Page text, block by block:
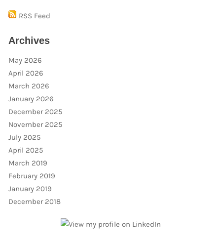
RSS Feed
Archives
May 2026
April 2026
March 2026
January 2026
December 2025
November 2025
July 2025
April 2025
March 2019
February 2019
January 2019
December 2018